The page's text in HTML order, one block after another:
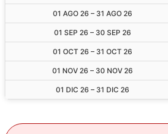
01 AGO 26 – 31 AGO 26
01 SEP 26 – 30 SEP 26
01 OCT 26 – 31 OCT 26
01 NOV 26 – 30 NOV 26
01 DIC 26 – 31 DIC 26